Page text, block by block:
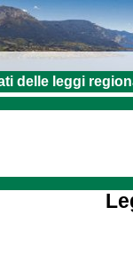
delle leggi